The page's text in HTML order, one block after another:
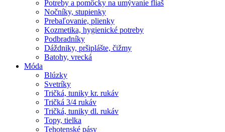
Potreby a pomôcky na umývanie fliaš
Nočníky, stupienky
Prebaľovanie, plienky
Kozmetika, hygienické potreby
Podbradníky
Dáždniky, pršiplášte, čižmy
Batohy, vrecká
Móda
Blúzky
Svetríky
Tričká, tuniky kr. rukáv
Tričká 3/4 rukáv
Tričká, tuniky dl. rukáv
Topy, tielka
Tehotenské pásy